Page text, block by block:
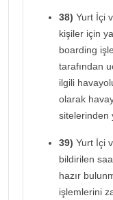
38) Yurt İçi
kişiler için
boarding
tarafından
ilgili
olarak
sitelerinden
39) Yurt İçi
bildirilen
hazır
işlemlerini